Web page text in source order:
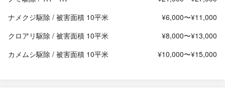
ナメクジ駆除 / 被害面積 10平米
¥6,000〜¥11,000
クロアリ駆除 / 被害面積 10平米
¥8,000〜¥13,000
カメムシ駆除 / 被害面積 10平米
¥10,000〜¥15,000